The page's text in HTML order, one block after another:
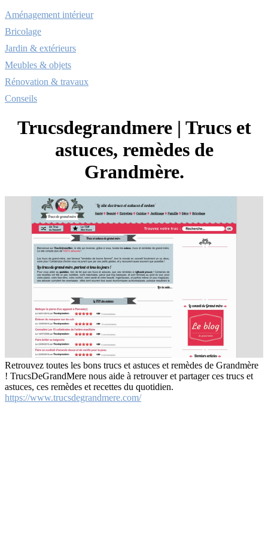
Aménagement intérieur
Bricolage
Jardin & extérieurs
Meubles & objets
Rénovation & travaux
Conseils
Trucsdeg­randme­re | Trucs et
astuces, remèdes de
Grandmère.
Retrouvez toutes les bons trucs et astuces et remèdes de Grandmère
! TrucsDeGrandMere nous aide à retrouver et partager ces trucs et
astuces, ces remèdes et recettes du quotidien.
https://www.trucsdegrandmere.com/